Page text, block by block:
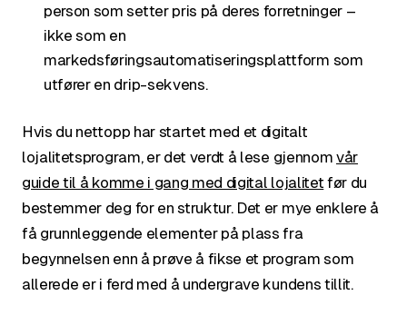
person som setter pris på deres forretninger –
ikke som en
markedsføringsautomatiseringsplattform som
utfører en drip-sekvens.
Hvis du nettopp har startet med et digitalt
lojalitetsprogram, er det verdt å lese gjennom vår
guide til å komme i gang med digital lojalitet før du
bestemmer deg for en struktur. Det er mye enklere å
få grunnleggende elementer på plass fra
begynnelsen enn å prøve å fikse et program som
allerede er i ferd med å undergrave kundens tillit.